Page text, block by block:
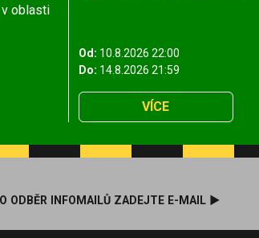
oblasti
Od: 10.8.2026 22:00
Do: 14.8.2026 21:59
VÍCE
ODBĚR INFOMAILŮ ZADEJTE E-MAIL ►